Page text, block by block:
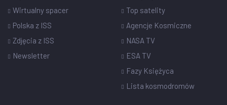
Wirtualny spacer
Polska z ISS
Zdjęcia z ISS
Newsletter
Top satelity
Agencje Kosmiczne
NASA TV
ESA TV
Fazy Księżyca
Lista kosmodromów